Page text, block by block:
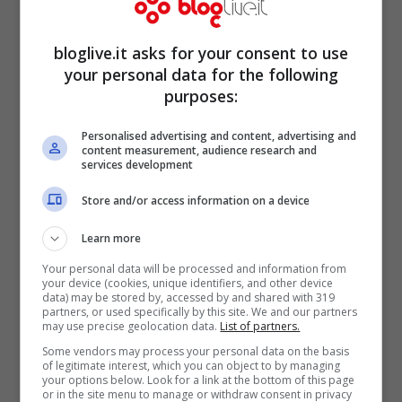
varie città della Lombardia, compresa la
sede della Aler.
L’azienda che gestisce l’edilizia popolare in
Lombardia si trovata già al centro di
bloglive.it asks for your consent to use
your personal data for the following
purposes:
Personalised advertising and content, advertising and
content measurement, audience research and
services development
Store and/or access information on a device
Learn more
Your personal data will be processed and information from
your device (cookies, unique identifiers, and other device
data) may be stored by, accessed by and shared with 319
partners, or used specifically by this site. We and our partners
may use precise geolocation data. List of partners.
Some vendors may process your personal data on the basis
of legitimate interest, which you can object to by managing
your options below. Look for a link at the bottom of this page
or in the site menu to manage or withdraw consent in privacy